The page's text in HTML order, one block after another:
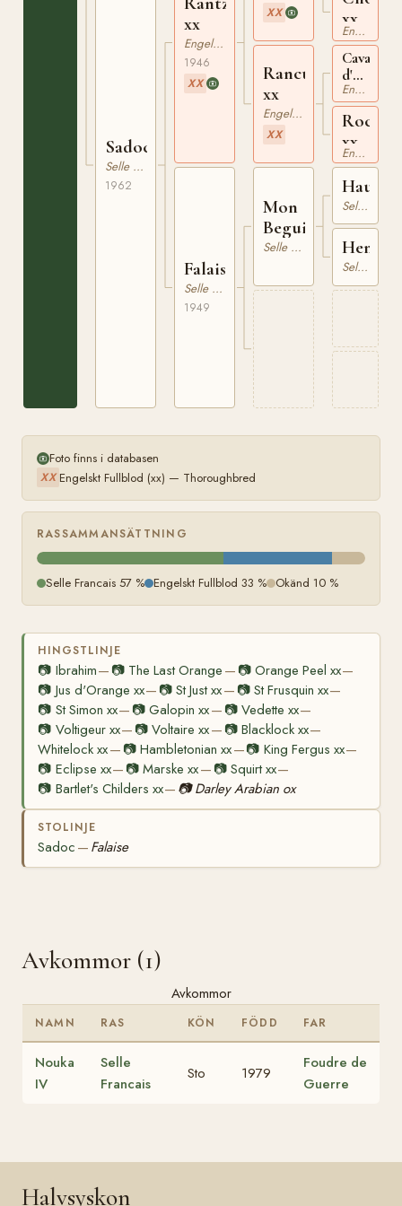
Sadoc
Selle Francais
1962
xx
Engelskt Fullblod
1946
XX
Falaise
Selle Francais
1949
XX
Rancune
xx
Engelskt Fullblod
XX
Mon
Beguin
Selle Francais
xx
Engelskt Fullblod
Cavaliere
d'Arpino
xxEngelskt Fullblod
xx
Engelskt Fullblod
Selle Francais
Selle Francais
Foto finns i databasen
XX Engelskt Fullblod (xx) — Thoroughbred
RASSAMMANSÄTTNING
Selle Francais 57 % Engelskt Fullblod 33 % Okänd 10 %
HINGSTLINJE
📷 Ibrahim— 📷 The Last Orange — 📷 Orange Peel xx—
📷 Jus d'Orange xx— 📷St Just xx— 📷 St Frusquin xx—
📷 St Simon xx— 📷Galopin xx— 📷 Vedette xx—
📷 Voltigeur xx— 📷Voltaire xx— 📷 Blacklock xx—
Whitelock xx— 📷Hambletonian xx—📷 King Fergus xx—
📷 Eclipse xx— 📷Marske xx— 📷 Squirt xx—
📷 Bartlet's Childers xx— 📷 Darley Arabian ox
STOLINJE
Sadoc — Falaise
Avkommor (1)
Avkommor
NAMN RAS KÖN FÖDD FAR
Nouka
IV
Selle
Francais
Sto 1979
Foudre de
Guerre
Halvsyskon